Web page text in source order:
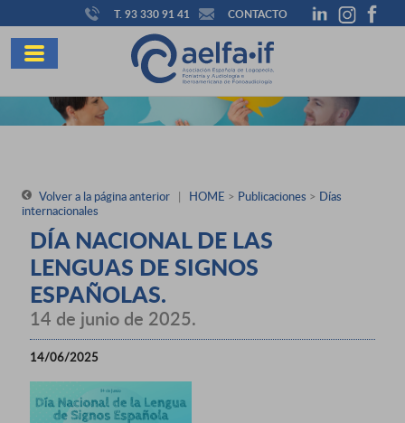
T. 93 330 91 41 CONTACTO
Volver a la página anterior | HOME > Publicaciones > Días
internacionales
DÍA NACIONAL DE LAS
LENGUAS DE SIGNOS
ESPAÑOLAS.
14 de junio de 2025.
14/06/2025